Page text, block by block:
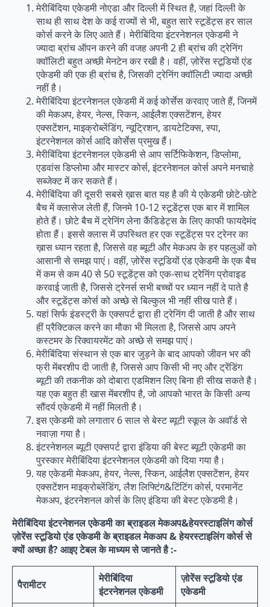
मेरीबिंदिया एकेडमी नोएडा और दिल्ली में स्थित है, जहां दिल्ली के
साथ ही साथ देश के कई राज्यों से भी, बहुत सारे स्टूडेंट्स हर साल
कोर्स करने के लिए आते हैं। मेरीबिंदिया इंटरनेशनल एकेडमी ने
ज्यादा ब्रांच ऑपन करने की वजह अपनी 2 ही ब्रांच की ट्रेनिंग
क्वॉलिटी बहुत अच्छी मेनटेन कर रखी है। वहीं, ज़ोरेंस स्टूडियों एंड
एकेडमी की एक ही ब्रांच है, जिसकी ट्रेनिंग क्वॉलिटी ज्यादा अच्छी
नहीं है।
मेरीबिंदिया इंटरनेशनल एकेडमी में कई कोर्सेस करवाए जाते हैं, जिनमें
की मेकअप, हेयर, नेल्स, स्किन, आईलैश एक्सटेंशन, हेयर
एक्सटेंशन, माइक्रोब्लेंडिंग, न्यूट्रिशन, डायटेटिक्स, स्पा,
इंटरनेशनल कोर्स आदि कोर्सेस प्रमुख हैं।
मेरीबिंदिया इंटरनेशनल एकेडमी से आप सर्टिफिकेशन, डिप्लोमा,
एडवांस डिप्लोमा और मास्टर कोर्स, इंटरनेशनल कोर्स अपने मनचाहे
सब्जेक्ट में कर सकते हैं।
मेरीबिंदिया की दूसरी सबसे ख़ास बात यह है की ये एकेडमी छोटे-छोटे
बैच में क्लासेज लेती हैं, जिनमे 10-12 स्टूडेंट्स एक बार में शामिल
होते हैं। छोटे बैच में ट्रेनिंग लेना कैंडिडेट्स के लिए काफी फायदेमंद
होता हैं। इससे क्लास में उपस्थित हर एक स्टूडेंट्स पर ट्रेनर का
ख़ास ध्यान रहता है, जिससे वह ब्यूटी और मेकअप के हर पहलुओं को
आसानी से समझ पाएं। वहीं, ज़ोरेंस स्टूडियों एंड एकेडमी के एक बैच
में कम से कम 40 से 50 स्टूडेंट्स को एक-साथ ट्रेनिंग प्रोवाइड
करवाई जाती है, जिससे ट्रेनर्स सभी बच्चों पर ध्यान नहीं दे पाते है
और स्टूडेंट्स कोर्स को अच्छे से बिल्कुल भी नहीं सीख पाते हैं।
यहां सिर्फ इंडस्ट्री के एक्सपर्ट द्वारा ही ट्रेनिंग दी जाती है और साथ
हीं प्रैक्टिकल करने का मौका भी मिलता है, जिससे आप अपने
कस्टमर के रिक्वायरमेंट को अच्छे से समझ पाएं।
मेरीबिंदिया संस्थान से एक बार जुड़ने के बाद आपको जीवन भर की
फ्री मेंबरशीप दी जाती है, जिससे आप किसी भी नए और ट्रेंडिंग
ब्यूटी की तकनीक को दोबारा एडमिशन लिए बिना ही सीख सकते है।
यह एक बहुत ही खास मेंबरशीप है, जो आपको भारत के किसी अन्य
सौंदर्य एकेडमी में नहीं मिलती है।
इस एकेडमी को लगातार 6 साल से बेस्ट ब्यूटी स्कूल के अवॉर्ड से
नवाज़ा गया है।
इंटरनेशनल ब्यूटी एक्सपर्ट द्वारा इंडिया की बेस्ट ब्यूटी एकेडमी का
पुरस्कार मेरीबिंदिया इंटरनेशनल एकेडमी को दिया गया है।
यह एकेडमी मेकअप, हेयर, नेल्स, स्किन, आईलैश एक्सटेंशन, हेयर
एक्सटेंशन माइक्रोब्लेंडिंग, लैश लिफ्टिंग&टिंटिंग कोर्स, परमानेंट
मेकअप, इंटरनेशनल कोर्स के लिए इंडिया की बेस्ट एकेडमी है।
मेरीबिंदिया इंटरनेशनल एकेडमी का ब्राइडल मेकअप&हेयरस्टाइलिंग कोर्स
ज़ोरेंस स्टूडियो एंड एकेडमी के ब्राइडल मेकअप & हेयरस्टाइलिंग कोर्स से
क्यों अच्छा है? आइए टेबल के माध्यम से जानते है :-
पैरामीटर
मेरीबिंदिया
इंटरनेशनल एकेडमी
ज़ोरेंस स्टूडियो एंड
एकेडमी